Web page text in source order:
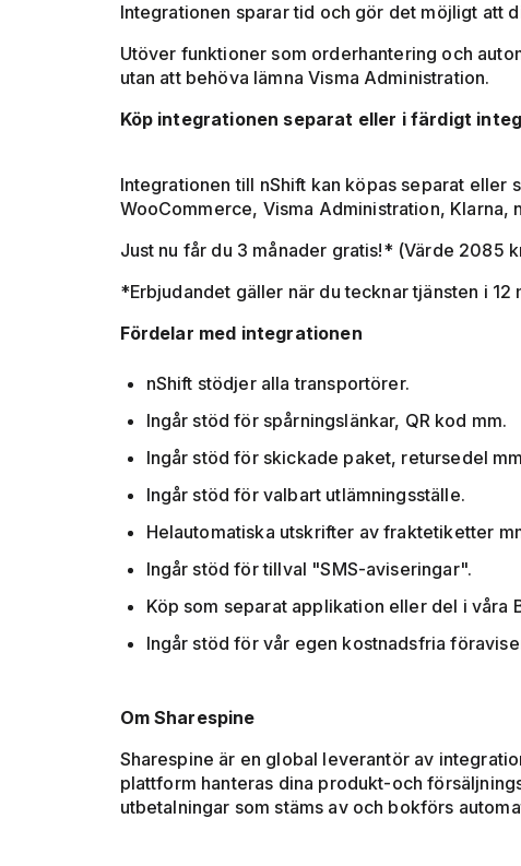
Integrationen sparar tid och gör det möjligt att
Utöver funktioner som orderhantering och
utan att behöva lämna Visma Administration.
Köp integrationen separat eller i färdigt
Integrationen till nShift kan köpas separat
WooCommerce, Visma Administration, Klarna,
Just nu får du 3 månader gratis!* (Värde 2085
*Erbjudandet gäller när du tecknar tjänsten i 12
Fördelar med integrationen
nShift stödjer alla transportörer.
Ingår stöd för spårningslänkar, QR kod mm.
Ingår stöd för skickade paket, retursedel
Ingår stöd för valbart utlämningsställe.
Helautomatiska utskrifter av fraktetiketter
Ingår stöd för tillval "SMS-aviseringar".
Köp som separat applikation eller del i våra
Ingår stöd för vår egen kostnadsfria
Om Sharespine
Sharespine är en global leverantör av
plattform hanteras dina produkt-och
utbetalningar som stäms av och bokförs